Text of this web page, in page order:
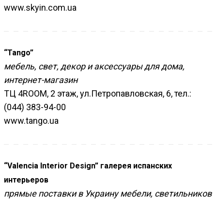
www.skyin.com.ua
“Tango”
мебель, свет, декор и аксессуары для дома,
интернет-магазин
ТЦ 4ROOM, 2 этаж, ул.Петропавловская, 6, тел.:
(044) 383-94-00
www.tango.ua
“Valencia Interior Design” галерея испанских
интерьеров
прямые поставки в Украину мебели, светильников